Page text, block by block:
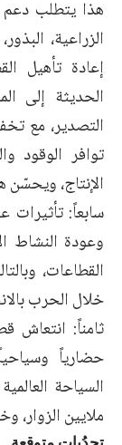
هذا يتطلب دعم
الزراعية،
إعادة تأهيل
الحديثة إلى
التصدير، مع
توافر الوقود
الإنتاج،
سابعاً:
وعودة النشاط
القطاعات،
خلال الحرب
ثامناً: انتعاش
حضارياً
السياحة
ملايين الزوار،